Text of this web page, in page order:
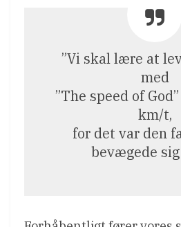
”Vi skal lære at
med
”The speed of
km/t,
for det var den
bevægede sig